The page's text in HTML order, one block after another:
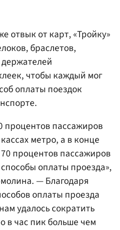
отвык от карт, «Тройку»
браслетов,
чтобы каждый мог
оплаты поездок
процентов пассажиров
метро, а в конце
процентов пассажиров
оплаты проезда»,
— Благодаря
оплаты проезда
удалось сократить
в час пик больше чем